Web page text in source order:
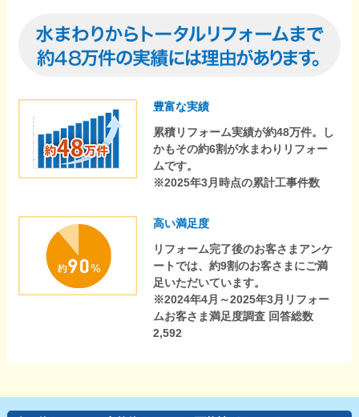
豊富な実績
累積リフォーム実績が約48万件。し
かもその約6割が水まわりリフォー
ムです。
※2025年3月時点の累計工事件数
高い満足度
リフォーム完了後のお客さまアンケ
ートでは、約9割のお客さまにご満
足いただいています。
※2024年4月～2025年3月リフォー
ムお客さま満足度調査 回答総数
2,592